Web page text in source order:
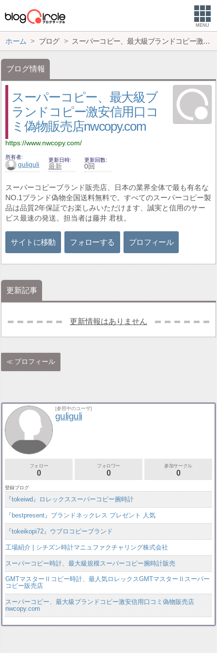
MENU
ホーム ブログ スーパーコピー、最大級ブランドコピー激安信用口コミ偽物販売店nwcopy.com
ブログ情報
スーパーコピー、最大級ブ
ランドコピー激安信用口コ
ミ偽物販売店nwcopy.com
https://www.nwcopy.com/
所有者
guliguli
更新日時
最新
更新回数
0回
スーパーコピーブランド販売店、日本の業界全体で最も有名な
NO.1ブランド偽物全国送料無料で。すべてのスーパーコピー製
品は品質2年保証でお楽しみいただけます、誠実と信用のサー
ビス最速の発送。担当者は藤井 君枝。
サイトに移動 フォローする プロフィール
更新記事
更新情報はありません
プロフィール
[参照中のユーザ]
guliguli
フォロー
0
フォロワー
0
参加サークル
0
登録ブログ
『tokeiwd』ロレックススーパーコピー腕時計
『bestpresent』ブランドネックレス プレゼント 人気
『tokeikopi72』ウブロコピーブランド
工場紹介 | シチズン時計マニュファクチャリング株式会社
スーパーコピー時計、最大級規模スーパーコピー腕時計販売
GMTマスターⅡコピー時計、最人気ロレックスGMTマスターⅡスーパー
コピー販売店
スーパーコピー、最大級ブランドコピー激安信用口コミ偽物販売店
nwcopy.com